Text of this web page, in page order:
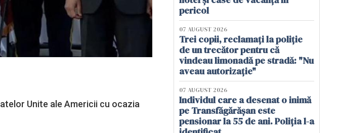
Unite ale Americii cu ocazia
pericol
07 AUGUST 2026
Trei copii, reclamați la poliție
de un trecător pentru că
vindeau limonadă pe stradă: "Nu
aveau autorizație"
07 AUGUST 2026
Individul care a desenat o inimă
pe Transfăgărășan este
pensionar la 55 de ani. Poliția l-a